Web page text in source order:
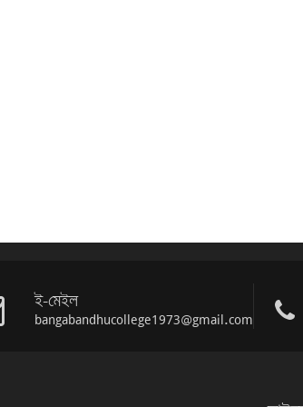
ই-মেইল
bangabandhucollege1973@gmail.com